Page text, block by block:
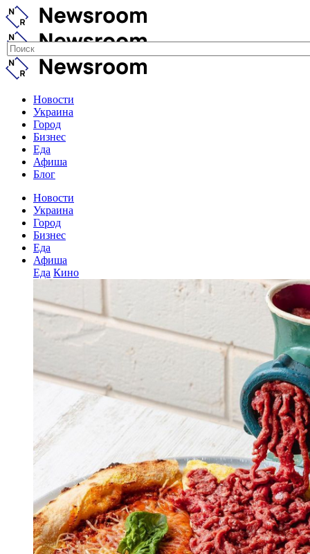
Новости
Украина
Город
Бизнес
Еда
Афиша
Блог
Новости
Украина
Город
Бизнес
Еда
Афиша
Еда Кино